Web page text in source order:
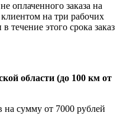
оплаченного заказа на
клиентом на три рабочих
течение этого срока заказ
области (до 100 км от
на сумму от 7000 рублей